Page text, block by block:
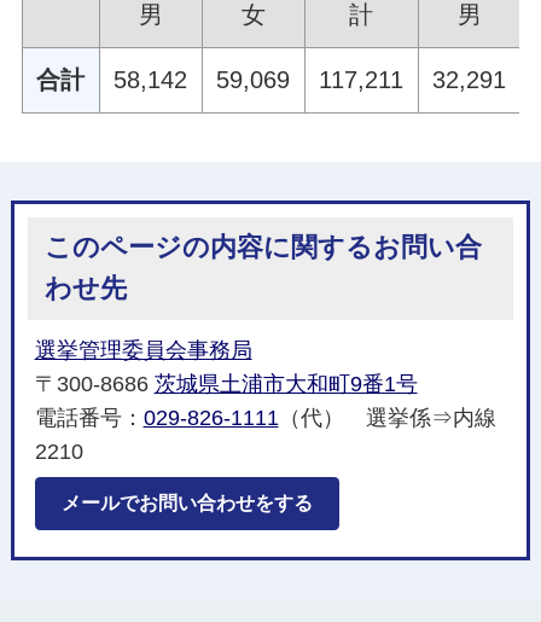
男 女 計 男
合計 58,142 59,069 117,211 32,291
このページの内容に関するお問い合
わせ先
選挙管理委員会事務局
〒300-8686 茨城県土浦市大和町9番1号
電話番号： 029-826-1111 （代） 選挙係⇒内線
2210
メールでお問い合わせをする